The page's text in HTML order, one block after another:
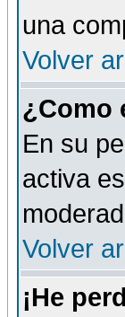
una
Volver
¿Como
En su
activa
Volver
¡He